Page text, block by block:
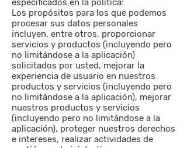
especificados en la política:
Los propósitos para los que podemos
procesar sus datos personales
incluyen, entre otros, proporcionar
servicios y productos (incluyendo pero
no limitándose a la aplicación)
solicitados por usted, mejorar la
experiencia de usuario en nuestros
productos y servicios (incluyendo pero
no limitándose a la aplicación), mejorar
nuestros productos y servicios
(incluyendo pero no limitándose a la
aplicación), proteger nuestros derechos
e intereses, realizar actividades de